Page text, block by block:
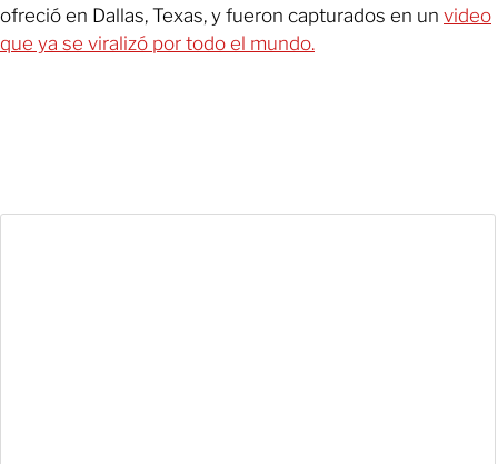
ofreció en Dallas, Texas, y fueron capturados en un video
que ya se viralizó por todo el mundo.